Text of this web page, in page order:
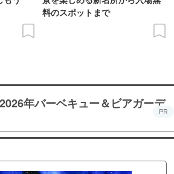
料のスポットまで
年バーベキュー＆ビアガーデ
PR